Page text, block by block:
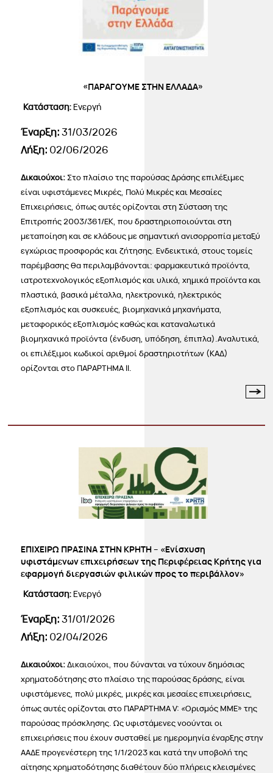
«ΠΑΡΑΓΟΥΜΕ ΣΤΗΝ ΕΛΛΑΔΑ»
Κατάσταση: Ενεργή
Έναρξη:31/03/2026
Λήξη: 02/06/2026
Δικαιούχοι:Στο πλαίσιο της παρούσας Δράσης επιλέξιμες
είναι υφιστάμενες Μικρές, Πολύ Μικρές και Μεσαίες
Επιχειρήσεις, όπως αυτές ορίζονται στη Σύσταση της
Επιτροπής 2003/361/ΕΚ, που δραστηριοποιούνται στη
μεταποίηση και σε κλάδους με σημαντική ανισορροπία μεταξύ
εγχώριας προσφοράς και ζήτησης. Ενδεικτικά, στους τομείς
παρέμβασης θα περιλαμβάνονται: φαρμακευτικά προϊόντα,
ιατροτεχνολογικός εξοπλισμός και υλικά, χημικά προϊόντα και
πλαστικά, βασικά μέταλλα, ηλεκτρονικά, ηλεκτρικός
εξοπλισμός και συσκευές, βιομηχανικά μηχανήματα,
μεταφορικός εξοπλισμός καθώς και καταναλωτικά
βιομηχανικά προϊόντα (ένδυση, υπόδηση, έπιπλα).Αναλυτικά,
οι επιλέξιμοι κωδικοί αριθμοί δραστηριοτήτων (ΚΑΔ)
ορίζονται στο ΠΑΡΑΡΤΗΜΑ ΙΙ.
ΕΠΙΧΕΙΡΩ ΠΡΑΣΙΝΑ ΣΤΗΝ ΚΡΗΤΗ – «Ενίσχυση
υφιστάμενων επιχειρήσεων της Περιφέρειας Κρήτης για
εφαρμογή διεργασιών φιλικών προς το περιβάλλον»
Κατάσταση: Ενεργό
Έναρξη:31/01/2026
Λήξη: 02/04/2026
Δικαιούχοι:Δικαιούχοι, που δύνανται να τύχουν δημόσιας
χρηματοδότησης στο πλαίσιο της παρούσας δράσης, είναι
υφιστάμενες, πολύ μικρές, μικρές και μεσαίες επιχειρήσεις,
όπως αυτές ορίζονται στο ΠΑΡΑΡΤΗΜΑ V: «Ορισμός ΜΜΕ» της
παρούσας πρόσκλησης. Ως υφιστάμενες νοούνται οι
επιχειρήσεις που έχουν συσταθεί με ημερομηνία έναρξης στην
ΑΑΔΕ προγενέστερη της 1/1/2023 και κατά την υποβολή της
αίτησης χρηματοδότησης διαθέτουν δύο πλήρεις κλεισμένες